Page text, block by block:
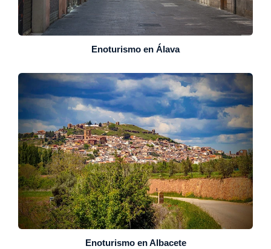
Enoturismo en Álava
Enoturismo en Albacete